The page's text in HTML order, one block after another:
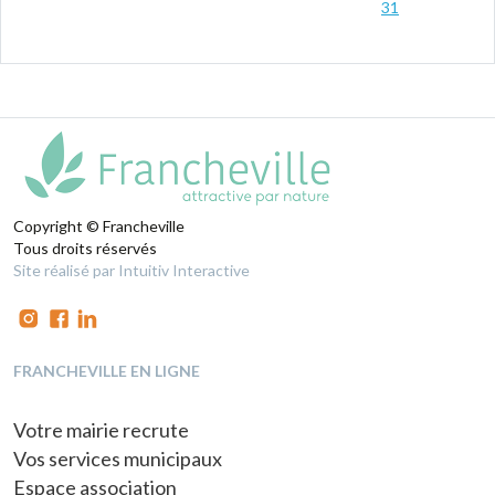
31
Copyright © Francheville
Tous droits réservés
Site réalisé par Intuitiv Interactive
FRANCHEVILLE EN LIGNE
Votre mairie recrute
Vos services municipaux
Espace association